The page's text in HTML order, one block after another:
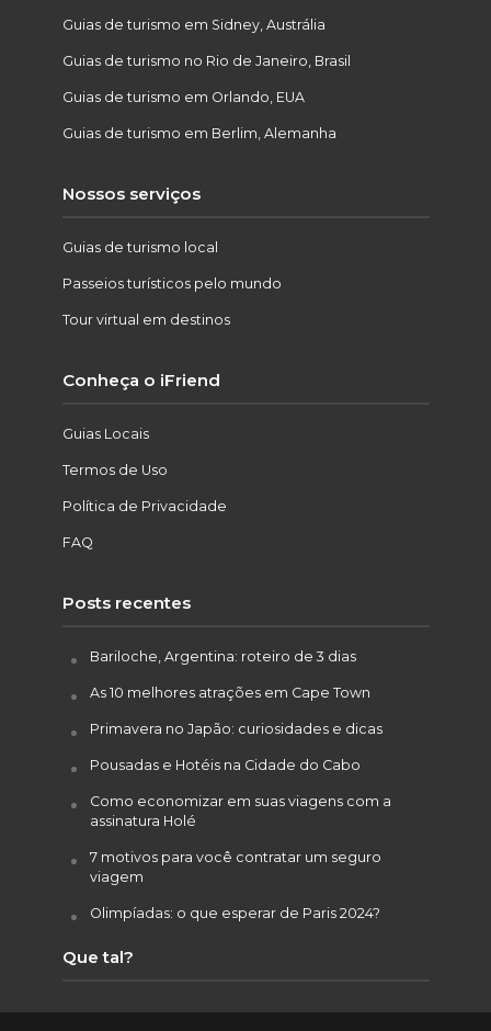
Guias de turismo em Sidney, Austrália
Guias de turismo no Rio de Janeiro, Brasil
Guias de turismo em Orlando, EUA
Guias de turismo em Berlim, Alemanha
Nossos serviços
Guias de turismo local
Passeios turísticos pelo mundo
Tour virtual em destinos
Conheça o iFriend
Guias Locais
Termos de Uso
Política de Privacidade
FAQ
Posts recentes
Bariloche, Argentina: roteiro de 3 dias
As 10 melhores atrações em Cape Town
Primavera no Japão: curiosidades e dicas
Pousadas e Hotéis na Cidade do Cabo
Como economizar em suas viagens com a
assinatura Holé
7 motivos para você contratar um seguro
viagem
Olimpíadas: o que esperar de Paris 2024?
Que tal?